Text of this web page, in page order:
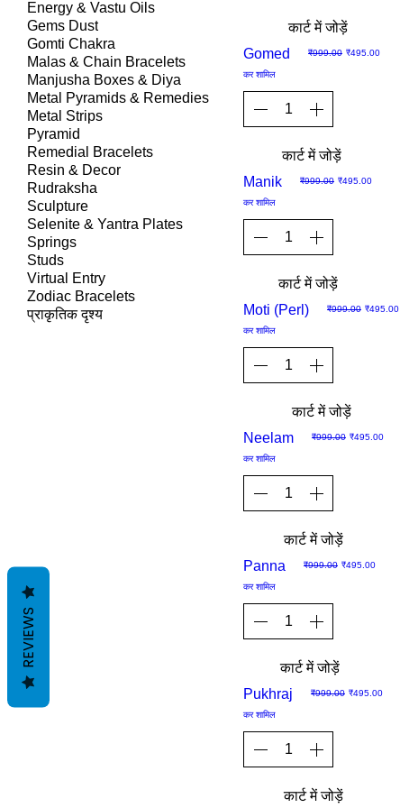
Energy & Vastu Oils
Gems Dust
Gomti Chakra
Malas & Chain Bracelets
Manjusha Boxes & Diya
Metal Pyramids & Remedies
Metal Strips
Pyramid
Remedial Bracelets
Resin & Decor
Rudraksha
Sculpture
Selenite & Yantra Plates
Springs
Studs
Virtual Entry
Zodiac Bracelets
प्राकृतिक दृश्य
कार्ट में जोड़ें
Sale
Gomed नियमित मूल्य
₹999.00 बिक्री मूल्य
₹495.00
कर शामिल
कार्ट में जोड़ें
Sale
Manik नियमित मूल्य
₹999.00 बिक्री मूल्य
₹495.00
कर शामिल
कार्ट में जोड़ें
Sale
Moti (Perl) नियमित मूल्य
₹999.00 बिक्री मूल्य
₹495.00
कर शामिल
कार्ट में जोड़ें
Sale
Neelam नियमित मूल्य
₹999.00 बिक्री मूल्य
₹495.00
कर शामिल
कार्ट में जोड़ें
Sale
Panna नियमित मूल्य
₹999.00 बिक्री मूल्य
₹495.00
कर शामिल
कार्ट में जोड़ें
Sale
Pukhraj नियमित मूल्य
₹999.00 बिक्री मूल्य
₹495.00
कर शामिल
कार्ट में जोड़ें
REVIEWS